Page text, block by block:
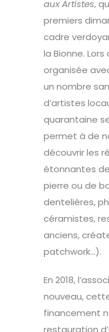
aux Artistes,
premiers
cadre
la Bionne.
organisée
un nombre
d’artistes
quarantaine
permet à de
découvrir les
étonnantes
pierre ou de
dentelières,
céramistes,
anciens,
patchwork…).
En 2018,
nouveau,
financement
restauration